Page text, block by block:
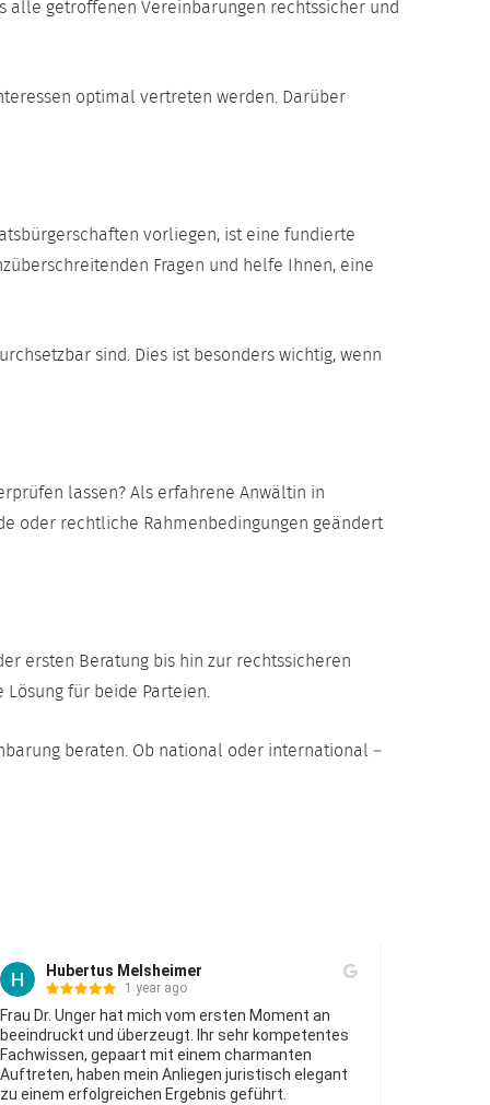
alle getroffenen Vereinbarungen rechtssicher und
optimal vertreten werden. Darüber
vorliegen, ist eine fundierte
Fragen und helfe Ihnen, eine
sind. Dies ist besonders wichtig, wenn
lassen? Als erfahrene Anwältin in
oder rechtliche Rahmenbedingungen geändert
ersten Beratung bis hin zur rechtssicheren
für beide Parteien.
beraten. Ob national oder international –
Moment an
kompetentes
elegant
Frau Dr. Unger verfügt über eine enorme
Kompetenz, gepaart mit Sachlichkeit und
Rhetorik. Ihr Fähigkeit aufmerksam zu zu
ergänzt weiter diese Voraussetzungen,
gut und zielführend zu vertreten.